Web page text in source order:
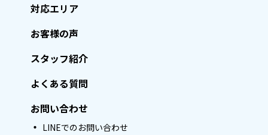
対応エリア
お客様の声
スタッフ紹介
よくある質問
お問い合わせ
LINEでのお問い合わせ